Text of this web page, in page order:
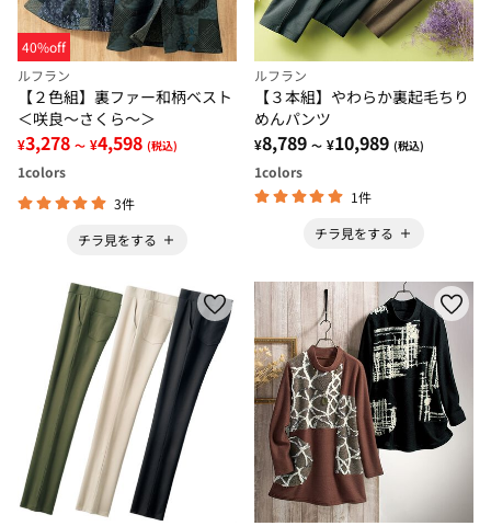
40%off
ルフラン
【２色組】裏ファー和柄ベスト
＜咲良～さくら～＞
¥3,278 ～ ¥4,598 (税込)
1colors
3件
チラ見をする
ルフラン
【３本組】やわらか裏起毛ちり
めんパンツ
¥8,789 ～ ¥10,989 (税込)
1colors
1件
チラ見をする